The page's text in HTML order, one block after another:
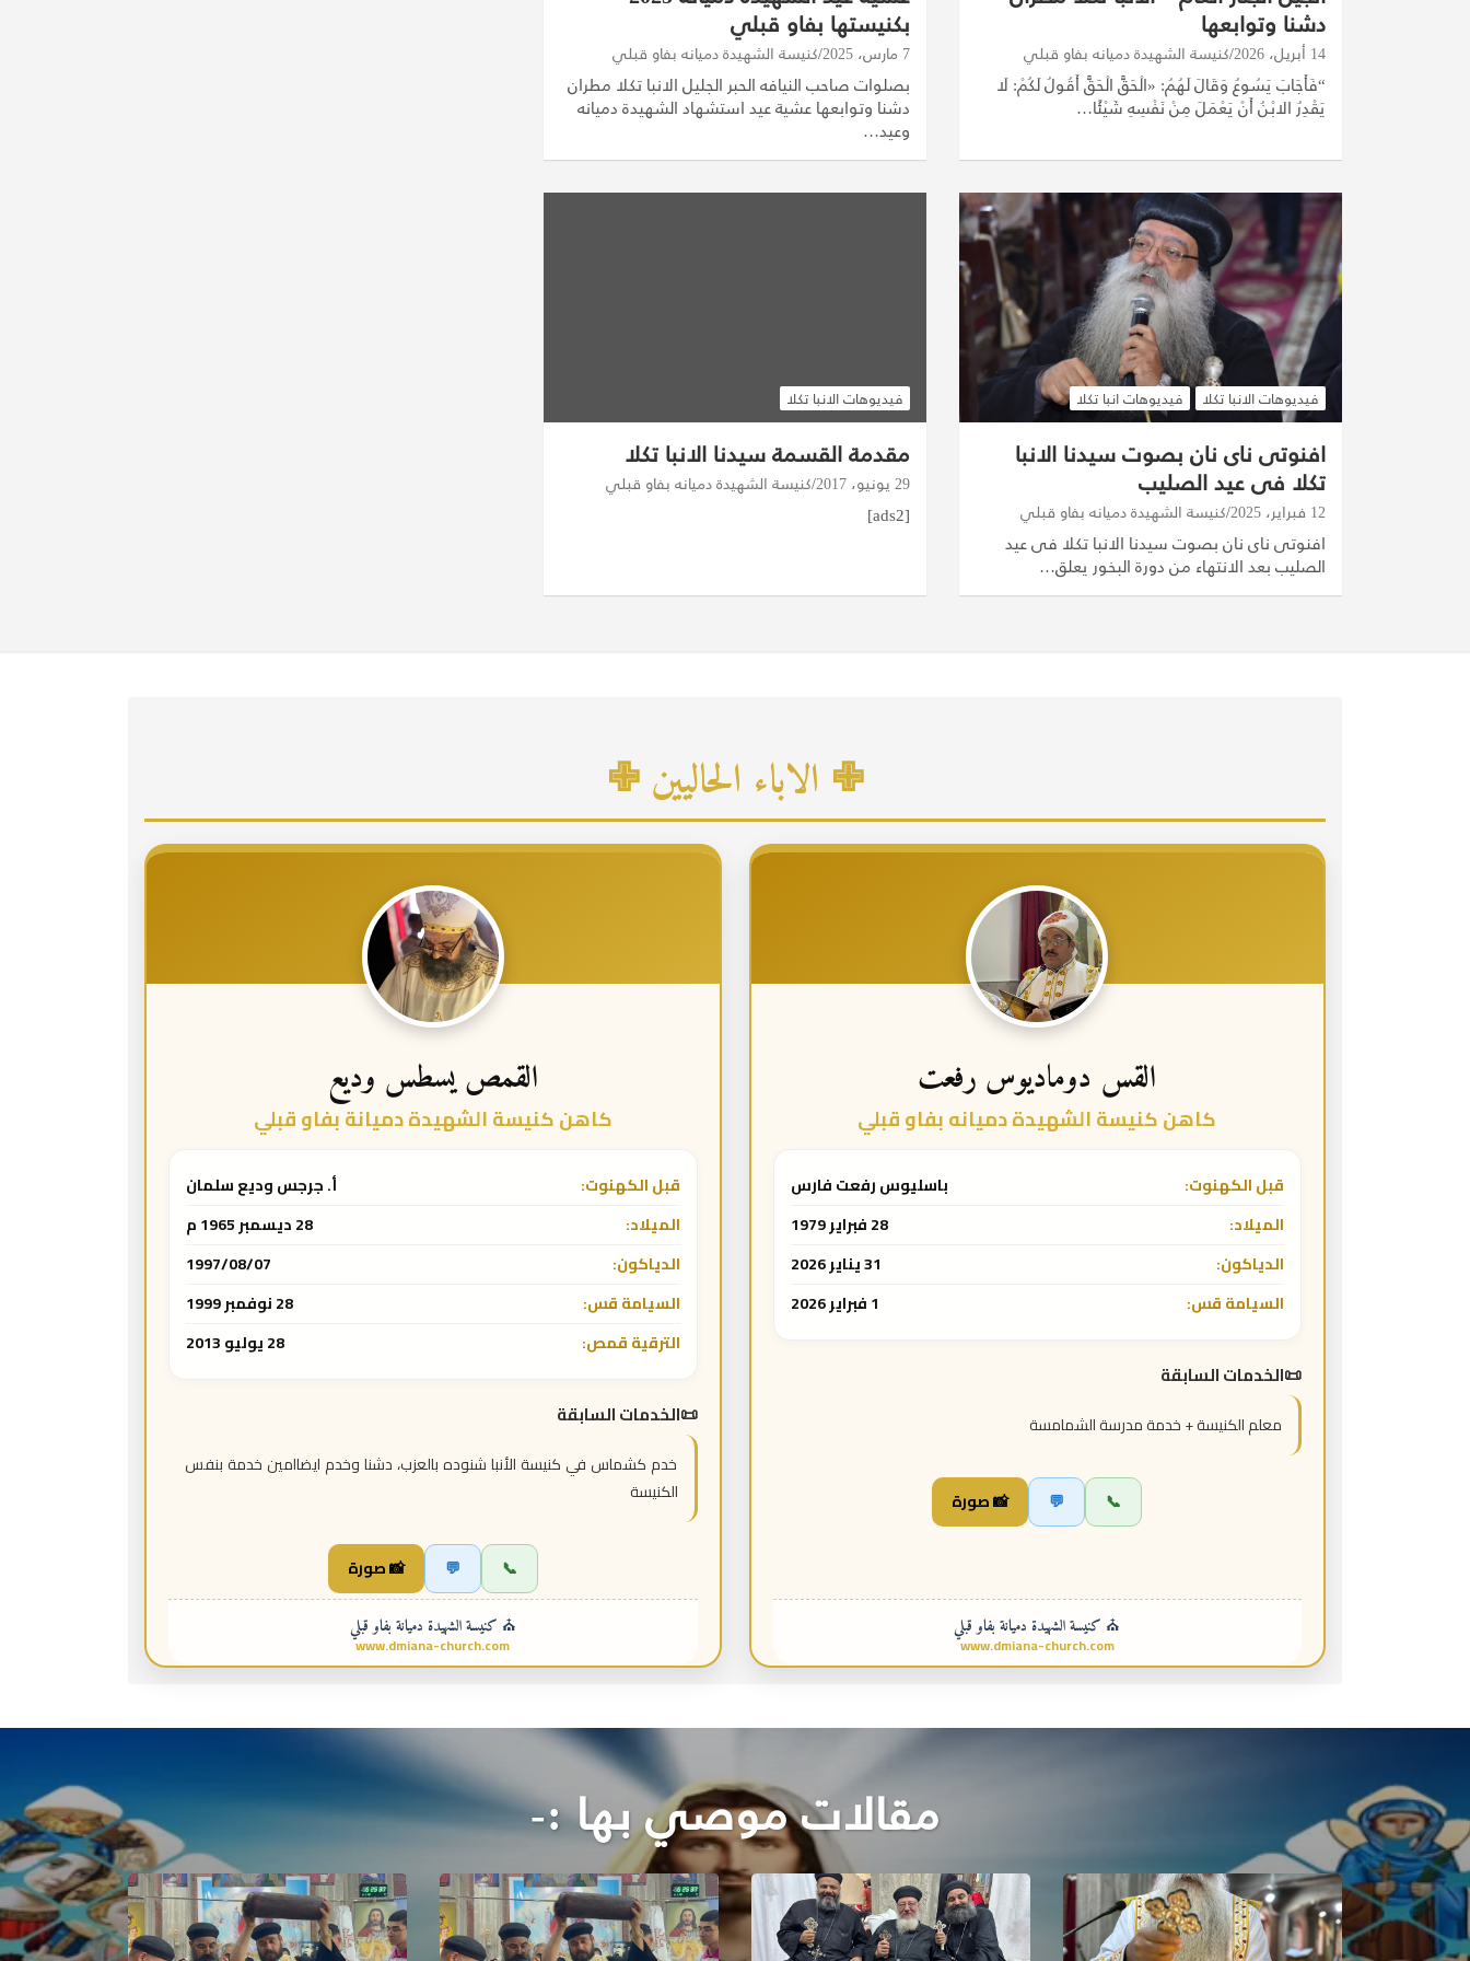
دشنا وتوابعها
14 أبريل، 2026 كنيسة الشهيدة دميانه بفاو قبلي
“فَأَجَابَ يَسُوعُ وَقَالَ لَهُمُ: «الْحَقَّ الْحَقَّ أَقُولُ لَكُمْ: لَا
يَقْدِرُ الابْنُ أَنْ يَعْمَلَ مِنْ نَفْسِهِ شَيْئًا…
بكنيستها بفاو قبلي
7 مارس، 2025 كنيسة الشهيدة دميانه بفاو قبلي
بصلوات صاحب النيافه الحبر الجليل الانبا تكلا مطران
دشنا وتوابعها عشية عيد استشهاد الشهيدة دميانه
وعيد…
فيديوهات الانبا تكلا فيديوهات انبا تكلا
افنوتى ناى نان بصوت سيدنا الانبا
تكلا فى عيد الصليب
12 فبراير، 2025 كنيسة الشهيدة دميانه بفاو قبلي
افنوتى ناى نان بصوت سيدنا الانبا تكلا فى عيد
الصليب بعد الانتهاء من دورة البخور يعلق…
فيديوهات الانبا تكلا
مقدمة القسمة سيدنا الانبا تكلا
29 يونيو، 2017 كنيسة الشهيدة دميانه بفاو قبلي
[ads2]
✙ الاباء الحاليين ✙
القس دوماديوس رفعت
كاهن كنيسة الشهيدة دميانه بفاو قبلي
قبل الكهنوت:
باسليوس رفعت فارس
الميلاد:
28 فبراير 1979
الدياكون:
31 يناير 2026
السيامة قس:
1 فبراير 2026
الخدمات السابقة
معلم الكنيسة + خدمة مدرسة الشمامسة
📞
💬 📸 صورة
⛪ كنيسة الشهيدة دميانة بفاو قبلي
www.dmiana-church.com
القمص يسطس وديع
كاهن كنيسة الشهيدة دميانة بفاو قبلي
قبل الكهنوت:
أ. جرجس وديع سلمان
الميلاد:
28 ديسمبر 1965 م
الدياكون:
1997/08/07
السيامة قس:
28 نوفمبر 1999
الترقية قمص:
28 يوليو 2013
الخدمات السابقة
خدم كشماس في كنيسة الأنبا شنوده بالعزب، دشنا وخدم ايضاامين خدمة بنفس
الكنيسة
📞
💬 📸 صورة
⛪ كنيسة الشهيدة دميانة بفاو قبلي
www.dmiana-church.com
مقالات موصي بها :-